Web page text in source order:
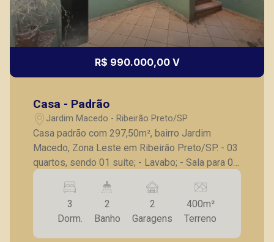
R$ 990.000,00 V
Casa - Padrão
Jardim Macedo - Ribeirão Preto/SP
Casa padrão com 297,50m², bairro Jardim
Macedo, Zona Leste em Ribeirão Preto/SP. - 03
quartos, sendo 01 suíte; - Lavabo; - Sala para 02
ambientes; - Sala de estar; - Cozinha com
armários planejados; - Área serviço; - Quintal
lateral; - Jardim de Inverno; - 02 vagas de
garagem. A Piramid tem como objetivo atender
seus clientes com agilidade e segurança, em
3
Dorm.
2
Banho
2
Garagens
400m²
Terreno